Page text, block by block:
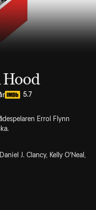
Hood
5.7
Errol Flynn
J. Clancy, Kelly O'Neal,